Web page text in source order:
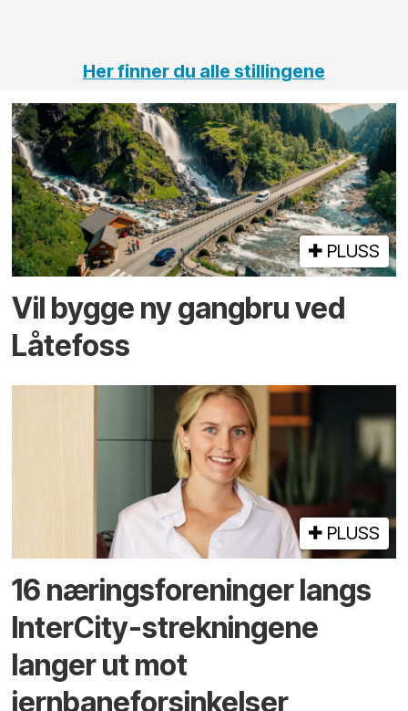
Her finner du alle stillingene
PLUSS
Vil bygge ny gangbru ved
Låtefoss
PLUSS
16 næringsforeninger langs
InterCity-strekningene
langer ut mot
jernbaneforsinkelser